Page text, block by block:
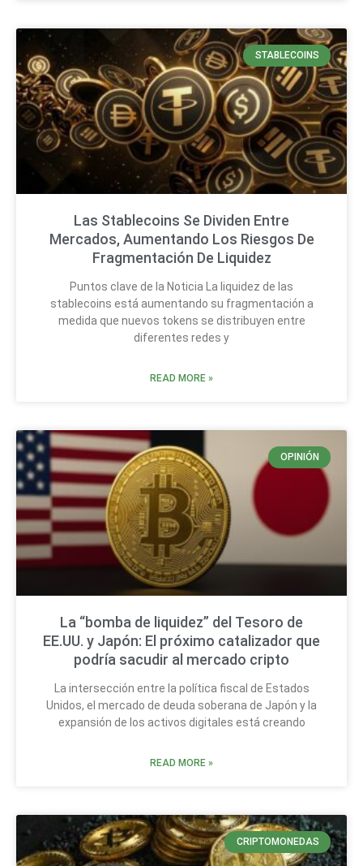
STABLECOINS
Las Stablecoins Se Dividen Entre
Mercados, Aumentando Los Riesgos De
Fragmentación De Liquidez
Puntos clave de la Noticia La liquidez de las
stablecoins está aumentando su fragmentación a
medida que nuevos tokens se distribuyen entre
diferentes redes y
READ MORE »
OPINIÓN
La “bomba de liquidez” del Tesoro de
EE.UU. y Japón: El próximo catalizador que
podría sacudir al mercado cripto
La intersección entre la política fiscal de Estados
Unidos, el mercado de deuda soberana de Japón y la
expansión de los activos digitales está creando
READ MORE »
CRIPTOMONEDAS